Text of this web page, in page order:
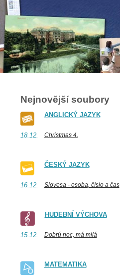
Nejnovější soubory
ANGLICKÝ JAZYK
18.12. Christmas 4.
ČESKÝ JAZYK
16.12. Slovesa - osoba, číslo a čas
HUDEBNÍ VÝCHOVA
15.12. Dobrú noc, má milá
MATEMATIKA